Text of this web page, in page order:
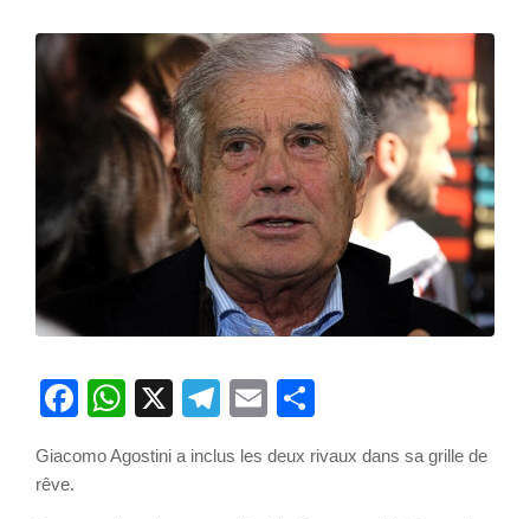
Facebook
WhatsApp
X Telegram
Email
Giacomo Agostini a inclus les deux rivaux dans sa grille de
rêve.